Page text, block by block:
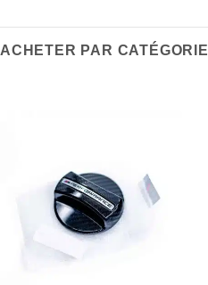
ACHETER PAR CATÉGORIE